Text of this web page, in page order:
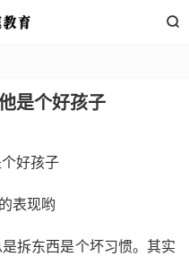

是个好孩子
表现哟
拆东西是个坏习惯。其实